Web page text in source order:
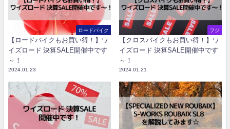
ロードバイク
【ロードバイクもお買い得！】ワ
イズロード 決算SALE開催中です
～！
2024.01.23
フジ
【クロスバイクもお買い得！】ワ
イズロード 決算SALE開催中です
～！
2024.01.21